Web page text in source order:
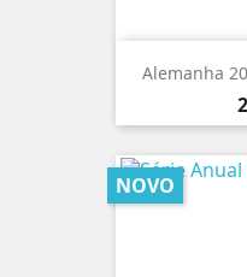
Alemanha
NOVO